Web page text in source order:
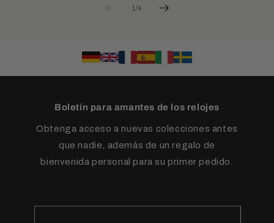
1/de
4
Boletín para amantes de los relojes
Obtenga acceso a nuevas colecciones antes
que nadie, además de un regalo de
bienvenida personal para su primer pedido.